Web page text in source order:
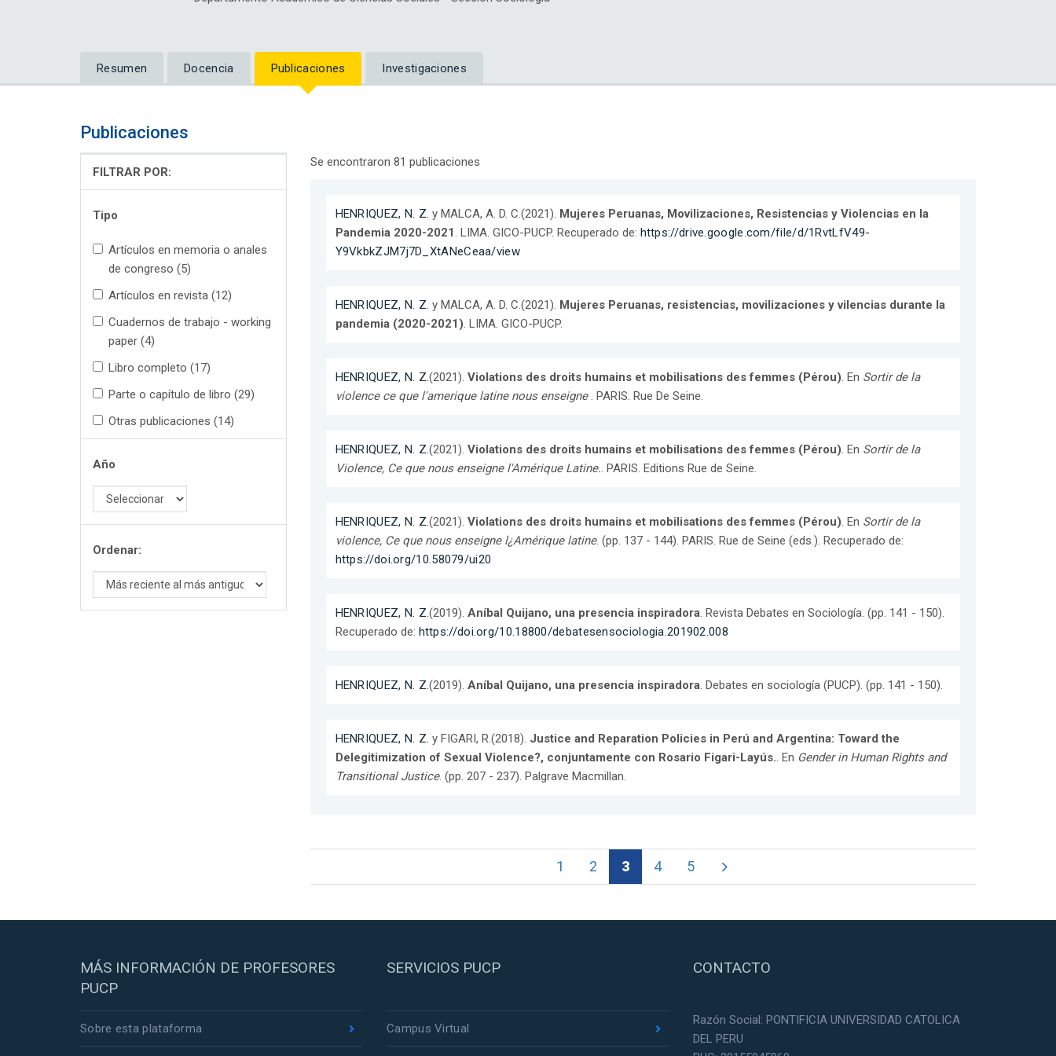
Resumen Docencia Publicaciones Investigaciones
Publicaciones
FILTRAR POR:
Tipo
Artículos en memoria o anales
de congreso (5)
Artículos en revista (12)
Cuadernos de trabajo - working
paper (4)
Libro completo (17)
Parte o capítulo de libro (29)
Otras publicaciones (14)
Año
Ordenar:
Se encontraron 81 publicaciones
HENRIQUEZ, N. Z. y MALCA, A. D. C.(2021). Mujeres Peruanas, Movilizaciones, Resistencias y Violencias en la
Pandemia 2020-2021. LIMA. GICO-PUCP. Recuperado de: https://drive.google.com/file/d/1RvtLfV49-
Y9VkbkZJM7j7D_XtANeCeaa/view
HENRIQUEZ, N. Z. y MALCA, A. D. C.(2021). Mujeres Peruanas, resistencias, movilizaciones y vilencias durante la
pandemia (2020-2021). LIMA. GICO-PUCP.
HENRIQUEZ, N. Z.(2021).Violations des droits humains et mobilisations des femmes (Pérou). En Sortir de la
violence ce que l'amerique latine nous enseigne. PARIS. Rue De Seine.
HENRIQUEZ, N. Z.(2021).Violations des droits humains et mobilisations des femmes (Pérou). En Sortir de la
Violence, Ce que nous enseigne l'Amérique Latine.. PARIS. Editions Rue de Seine.
HENRIQUEZ, N. Z.(2021).Violations des droits humains et mobilisations des femmes (Pérou). En Sortir de la
violence, Ce que nous enseigne l¿Amérique latine. (pp. 137 - 144). PARIS. Rue de Seine (eds.). Recuperado de:
https://doi.org/10.58079/ui20
HENRIQUEZ, N. Z.(2019).Aníbal Quijano, una presencia inspiradora. Revista Debates en Sociología. (pp. 141 - 150).
Recuperado de: https://doi.org/10.18800/debatesensociologia.201902.008
HENRIQUEZ, N. Z.(2019).Aníbal Quijano, una presencia inspiradora. Debates en sociología (PUCP). (pp. 141 - 150).
HENRIQUEZ, N. Z. y FIGARI, R.(2018). Justice and Reparation Policies in Perú and Argentina: Toward the
Delegitimization of Sexual Violence?, conjuntamente con Rosario Figari-Layús.. En Gender in Human Rights and
Transitional Justice. (pp. 207 - 237). Palgrave Macmillan.
1 2 3 4 5
MÁS INFORMACIÓN DE PROFESORES
PUCP
Sobre esta plataforma
SERVICIOS PUCP
Campus Virtual
CONTACTO
Razón Social: PONTIFICIA UNIVERSIDAD CATOLICA
DEL PERU